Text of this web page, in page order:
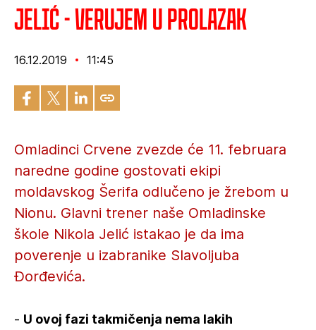
Jelić - Verujem u prolazak
16.12.2019 11:45
Omladinci Crvene zvezde će 11. februara
naredne godine gostovati ekipi
moldavskog Šerifa odlučeno je žrebom u
Nionu. Glavni trener naše Omladinske
škole Nikola Jelić istakao je da ima
poverenje u izabranike Slavoljuba
Đorđevića.
- U ovoj fazi takmičenja nema lakih